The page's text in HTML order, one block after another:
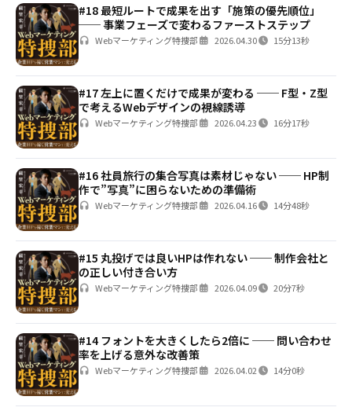
#18 最短ルートで成果を出す「施策の優先順位」
── 事業フェーズで変わるファーストステップ
Webマーケティング特捜部 2026.04.30 15分13秒
#17 左上に置くだけで成果が変わる ── F型・Z型
で考えるWebデザインの視線誘導
Webマーケティング特捜部 2026.04.23 16分17秒
#16 社員旅行の集合写真は素材じゃない ── HP制
作で”写真”に困らないための準備術
Webマーケティング特捜部 2026.04.16 14分48秒
#15 丸投げでは良いHPは作れない ── 制作会社と
の正しい付き合い方
Webマーケティング特捜部 2026.04.09 20分7秒
#14 フォントを大きくしたら2倍に ── 問い合わせ
率を上げる意外な改善策
Webマーケティング特捜部 2026.04.02 14分0秒